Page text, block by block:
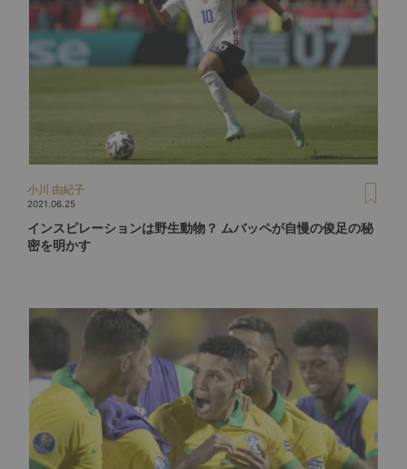
小川 由紀子
2021.06.25
インスピレーションは野生動物？ ムバッペが自慢の俊足の秘
密を明かす